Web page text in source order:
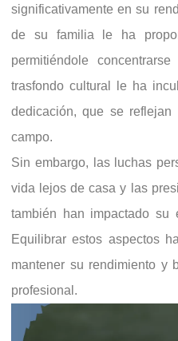
significativamente en su
de su familia le ha
permitiéndole
trasfondo cultural le ha
dedicación, que se
campo.
Sin embargo, las luchas
vida lejos de casa y las
también han impactado su
Equilibrar estos aspectos
mantener su rendimiento y
profesional.